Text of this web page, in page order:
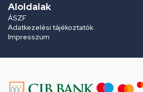
Aloldalak
ÁSZF
Adatkezelési tájékoztatók
Impresszum